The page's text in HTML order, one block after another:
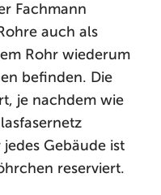
Fachmann
auch als
Rohr wiederum
befinden. Die
je nachdem wie
Gebäude ist
reserviert.